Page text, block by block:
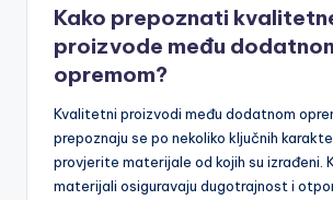
Kako prepoznati
proizvode među
opremom?
Kvalitetni proizvodi među dodatnom
prepoznaju se po nekoliko ključnih
provjerite materijale od kojih su izrađeni.
materijali osiguravaju dugotrajnost i